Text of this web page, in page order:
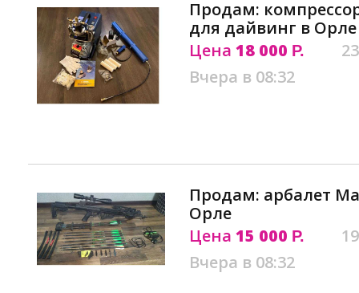
Продам:
для дайвинг в Орле
Цена 18 000 Р.
Вчера в 08:32
Продам: арбалет
Орле
Цена 15 000 Р.
Вчера в 08:32